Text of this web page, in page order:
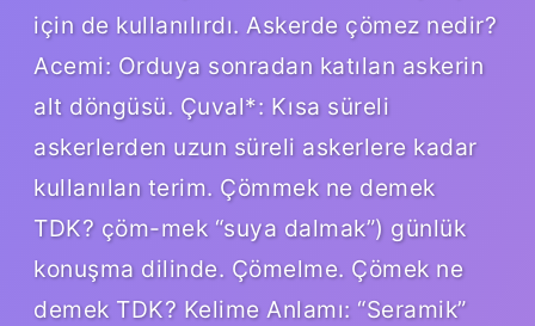
için de kullanılırdı. Askerde çömez nedir?
Acemi: Orduya sonradan katılan askerin
alt döngüsü. Çuval*: Kısa süreli
askerlerden uzun süreli askerlere kadar
kullanılan terim. Çömmek ne demek
TDK? çöm-mek “suya dalmak”) günlük
konuşma dilinde. Çömelme. Çömek ne
demek TDK? Kelime Anlamı: “Seramik”